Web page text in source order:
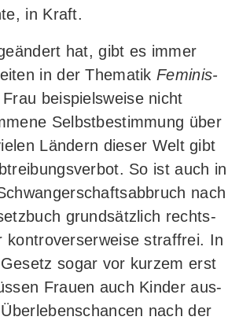
in Kraft.
hat, gibt es immer
in der The­ma­tik Femi­nis­
bei­spiels­wei­se nicht
Selbst­be­stim­mung über
Län­dern die­ser Welt gibt
So ist auch in
nach
grund­sätz­lich rechts­
kon­tro­vers­er­wei­se straf­frei. In
sogar vor kur­zem erst
Frau­en auch Kin­der aus­
nach der